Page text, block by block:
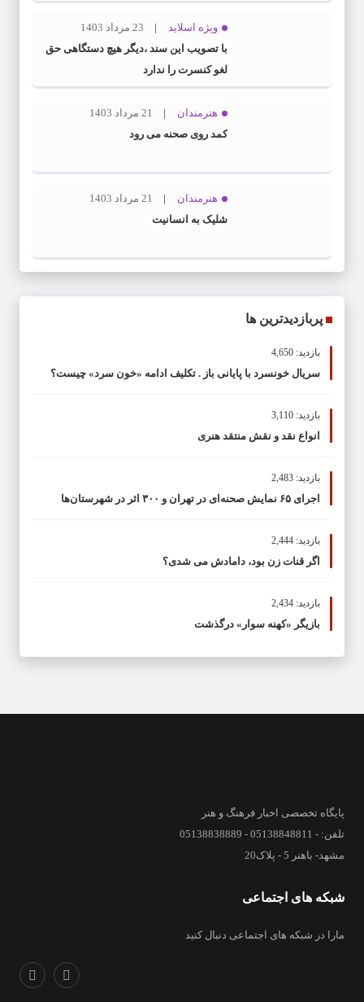
ویژه اسلاید
23 مرداد 1403
با تصویب این سند ،دیگر هیچ دستگاهی حق
لغو کنسرت را ندارد
هنرمندان
21 مرداد 1403
کمد روی صحنه می رود
هنرمندان
21 مرداد 1403
شلیک به انسانیت
پربازدیدترین ها
بازدید: 4,650
سریال خونسرد با پایانی باز . تکلیف ادامه «خون سرد» چیست؟
بازدید: 3,110
انواع نقد و نقش منتقد هنری
بازدید: 2,483
اجرای ۶۵ نمایش صحنه‌ای در تهران و ۳۰۰ اثر در شهرستان‌ها
بازدید: 2,444
اگر قنات زن بود، دامادش می شدی؟
بازدید: 2,434
بازیگر «کهنه سوار» درگذشت
پایگاه تخصصی اخبار فرهنگ و هنر
تلفن: - 05138848811 - 05138838889
مشهد- باهنر 5 - پلاک20
شبکه های اجتماعی
مارا در شبکه های اجتماعی دنبال کنید